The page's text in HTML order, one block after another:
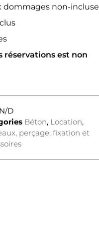
dommages non-incluse
réservations est non
N/D
Béton, Location,
perçage, fixation et